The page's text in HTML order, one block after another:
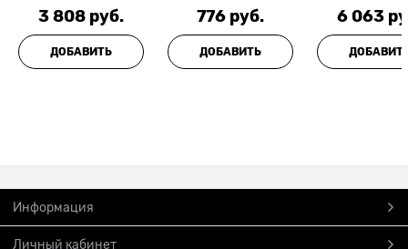
3 808 руб.
ДОБАВИТЬ
776 руб.
ДОБАВИТЬ
6 063
Информация
Личный кабинет